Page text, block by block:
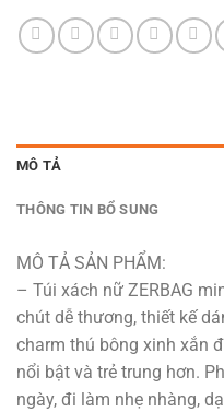
MÔ TẢ
THÔNG TIN BỔ SUNG
MÔ TẢ SẢN PHẨM:
– Túi xách nữ ZERBAG
chút dễ thương, thiết kế
charm thú bông xinh xắn
nổi bật và trẻ trung hơn.
ngày, đi làm nhẹ nhàng,